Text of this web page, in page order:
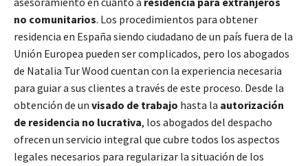
no comunitarios. Los procedimientos para obtener
residencia en España siendo ciudadano de un país fuera de la
Unión Europea pueden ser complicados, pero los abogados
de Natalia Tur Wood cuentan con la experiencia necesaria
para guiar a sus clientes a través de este proceso. Desde la
obtención de un visado de trabajo hasta la autorización
de residencia no lucrativa, los abogados del despacho
ofrecen un servicio integral que cubre todos los aspectos
legales necesarios para regularizar la situación de los